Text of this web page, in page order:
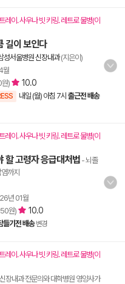
이. 사우나 빗 키링. 레트로 물병(이
길이 보인다
성서울병원 신장내과(지은이)
월
원) 10.0
내일 (월) 아침 7시 출근전 배송
이. 사우나 빗 키링. 레트로 물병(이
할 고령자 응급대처법 - 뇌졸
까지
년 01월
원) 10.0
들기전 배송 변경
이. 사우나 빗 키링. 레트로 물병(이
장내과 전문의와 대학병원 영양사가